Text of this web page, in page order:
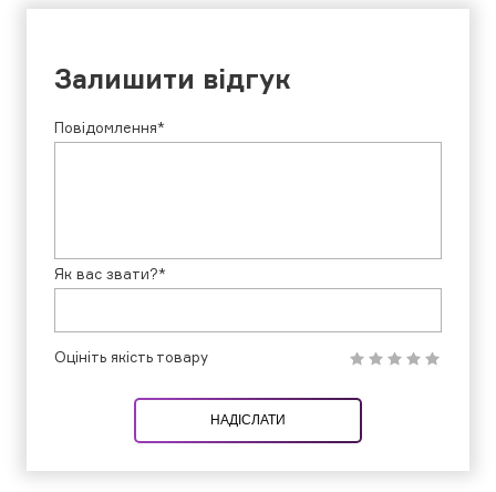
Залишити відгук
Повідомлення*
Як вас звати?*
Оцініть якість товару
НАДІСЛАТИ